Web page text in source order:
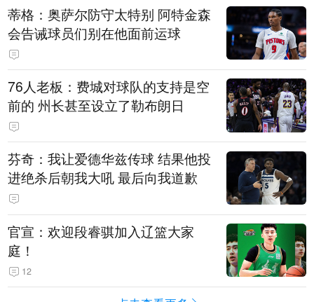
蒂格：奥萨尔防守太特别 阿特金森
会告诫球员们别在他面前运球
76人老板：费城对球队的支持是空
前的 州长甚至设立了勒布朗日
芬奇：我让爱德华兹传球 结果他投
进绝杀后朝我大吼 最后向我道歉
官宣：欢迎段睿骐加入辽篮大家
庭！
12